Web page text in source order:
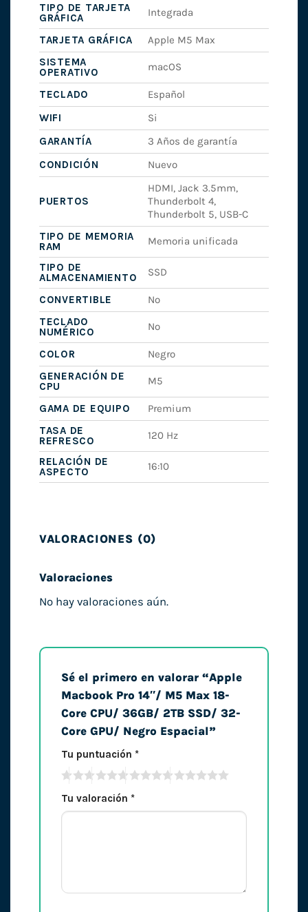
TIPO DE TARJETA
GRÁFICA
Integrada
TARJETA GRÁFICA
Apple M5 Max
SISTEMA
OPERATIVO
macOS
TECLADO
Español
WIFI
Si
GARANTÍA
3 Años de garantía
CONDICIÓN
Nuevo
PUERTOS
HDMI, Jack 3.5mm,
Thunderbolt 4,
Thunderbolt 5, USB-C
TIPO DE MEMORIA
RAM
Memoria unificada
TIPO DE
ALMACENAMIENTO
SSD
CONVERTIBLE
No
TECLADO
NUMÉRICO
No
COLOR
Negro
GENERACIÓN DE
CPU
M5
GAMA DE EQUIPO
Premium
TASA DE
REFRESCO
120 Hz
RELACIÓN DE
ASPECTO
16:10
VALORACIONES (0)
Valoraciones
No hay valoraciones aún.
Sé el primero en valorar “Apple
Macbook Pro 14″/ M5 Max 18-
Core CPU/ 36GB/ 2TB SSD/ 32-
Core GPU/ Negro Espacial”
Tu puntuación *
Tu valoración *